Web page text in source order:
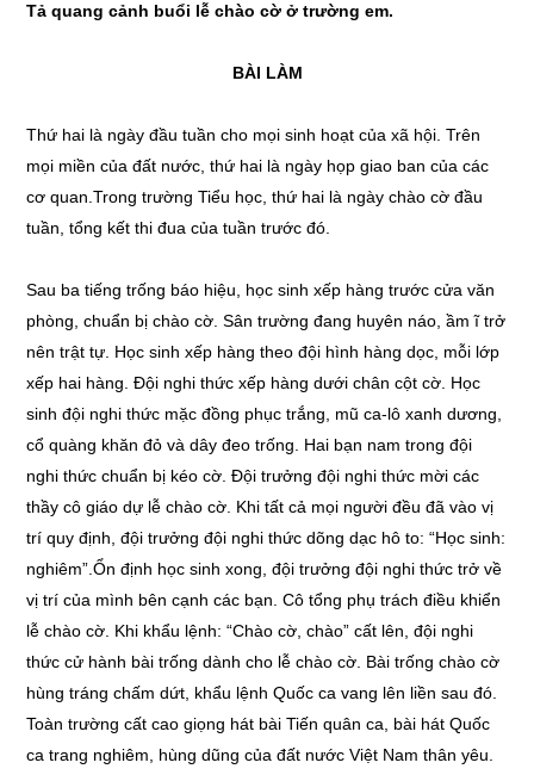
Tả quang cảnh buổi lễ chào cờ ở trường em.
BÀI LÀM
Thứ hai là ngày đầu tuần cho mọi sinh hoạt của xã hội. Trên
mọi miền của đất nước, thứ hai là ngày họp giao ban của các
cơ quan.Trong trường Tiểu học, thứ hai là ngày chào cờ đầu
tuần, tổng kết thi đua của tuần trước đó.
Sau ba tiếng trống báo hiệu, học sinh xếp hàng trước cửa văn
phòng, chuẩn bị chào cờ. Sân trường đang huyên náo, ầm ĩ trở
nên trật tự. Học sinh xếp hàng theo đội hình hàng dọc, mỗi lớp
xếp hai hàng. Đội nghi thức xếp hàng dưới chân cột cờ. Học
sinh đội nghi thức mặc đồng phục trắng, mũ ca-lô xanh dương,
cổ quàng khăn đỏ và dây đeo trống. Hai bạn nam trong đội
nghi thức chuẩn bị kéo cờ. Đội trưởng đội nghi thức mời các
thầy cô giáo dự lễ chào cờ. Khi tất cả mọi người đều đã vào vị
trí quy định, đội trưởng đội nghi thức dõng dạc hô to: “Học sinh:
nghiêm”.Ổn định học sinh xong, đội trưởng đội nghi thức trở về
vị trí của mình bên cạnh các bạn. Cô tổng phụ trách điều khiển
lễ chào cờ. Khi khẩu lệnh: “Chào cờ, chào” cất lên, đội nghi
thức cử hành bài trống dành cho lễ chào cờ. Bài trống chào cờ
hùng tráng chấm dứt, khẩu lệnh Quốc ca vang lên liền sau đó.
Toàn trường cất cao giọng hát bài Tiến quân ca, bài hát Quốc
ca trang nghiêm, hùng dũng của đất nước Việt Nam thân yêu.